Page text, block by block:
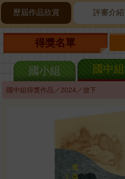
歷屆作品欣賞 評審介紹
得獎名單
國小組 國中組
‧國中組得獎作品／2024／放下